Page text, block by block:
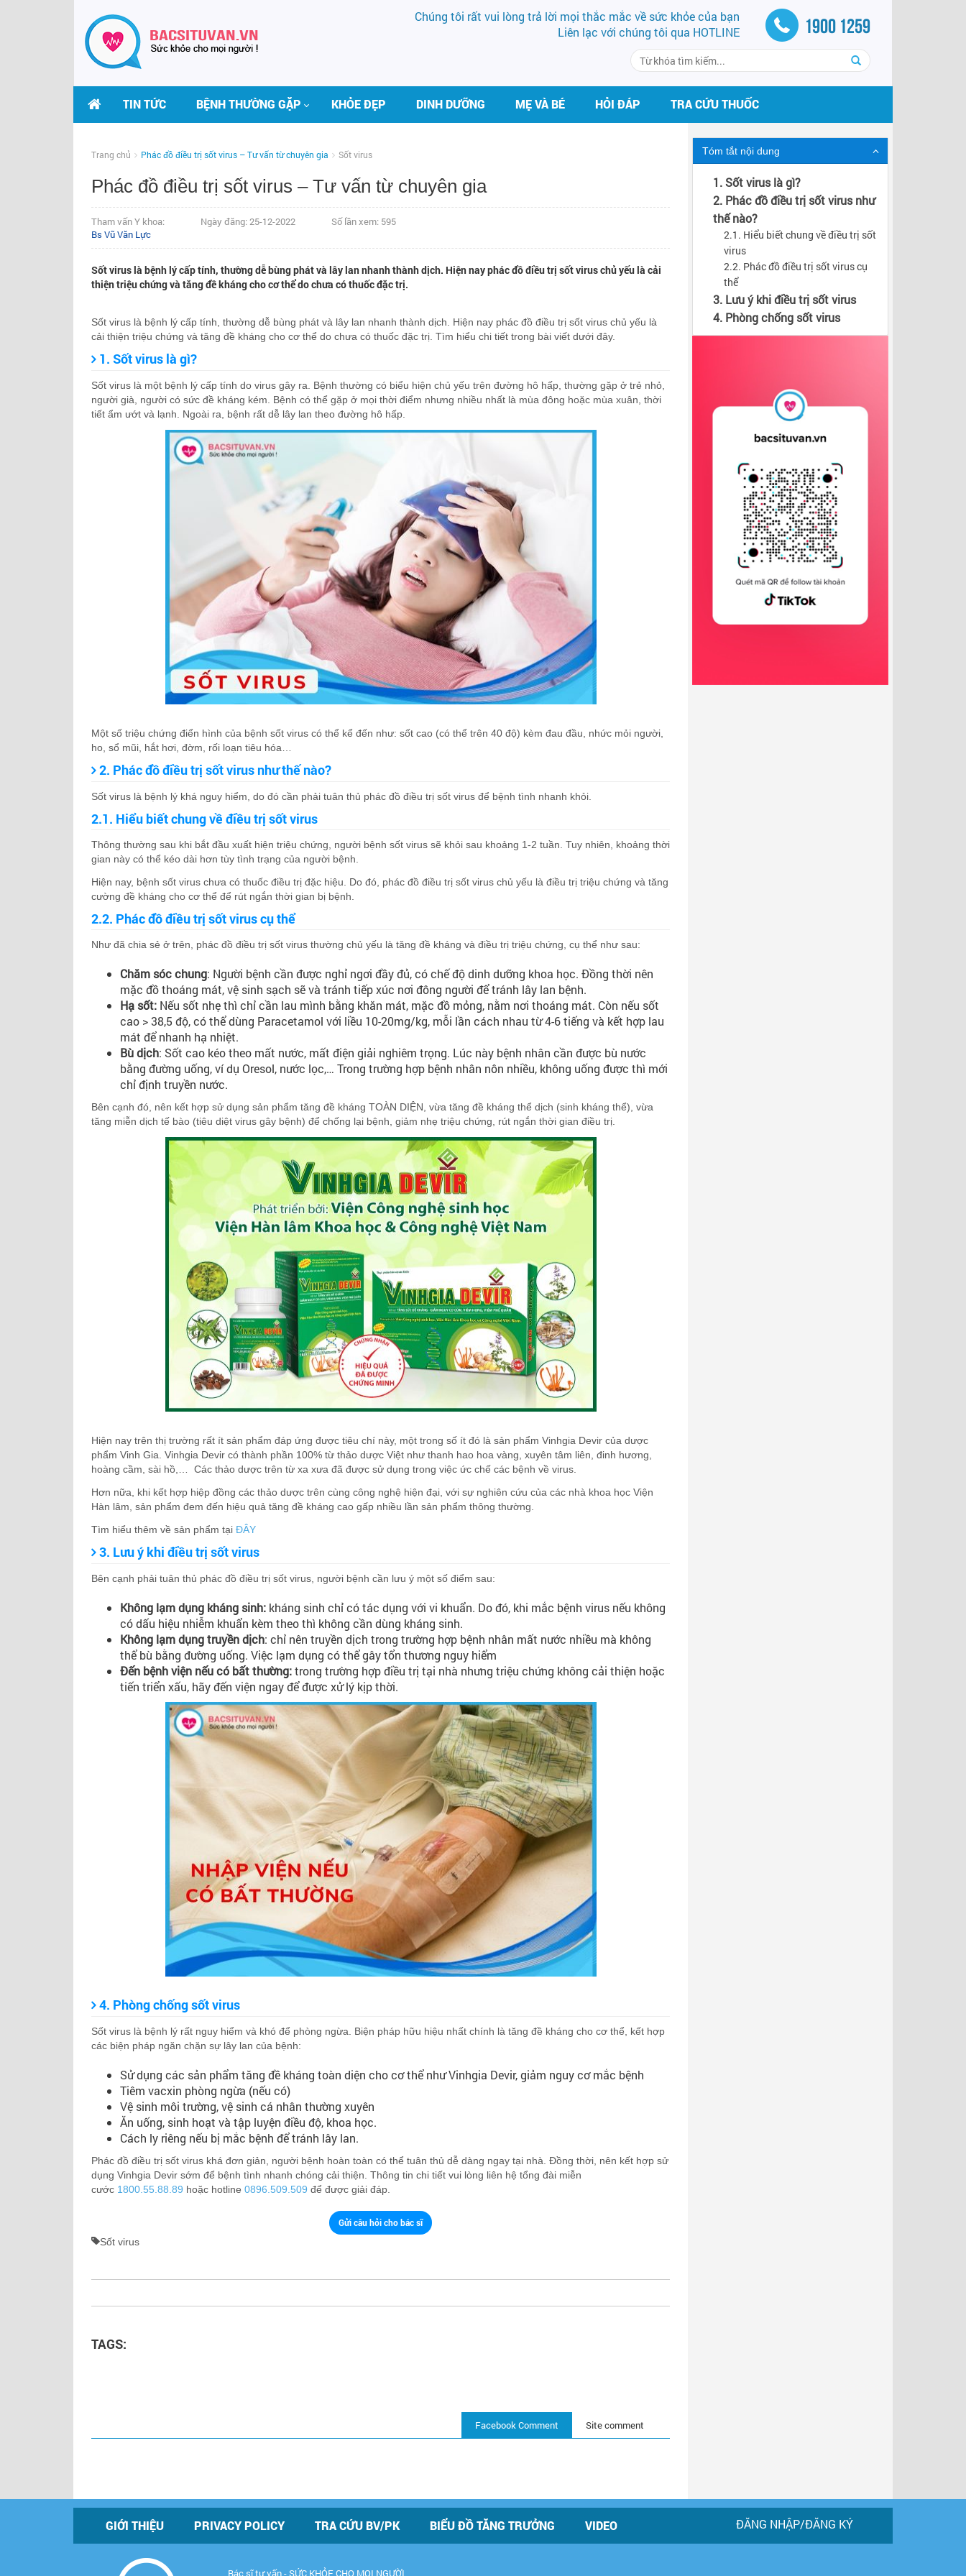
Chúng tôi rất vui lòng trả lời mọi thắc mắc về sức khỏe của bạn
Liên lạc với chúng tôi qua HOTLINE
1900 1259
TIN TỨC BỆNH THƯỜNG GẶP KHỎE ĐẸP DINH DƯỠNG MẸ VÀ BÉ HỎI ĐÁP TRA CỨU THUỐC
Trang chủ Phác đồ điều trị sốt virus – Tư vấn từ chuyên gia Sốt virus
Phác đồ điều trị sốt virus – Tư vấn từ chuyên gia
Tham vấn Y khoa:
Bs Vũ Văn Lực
Ngày đăng: 25-12-2022 Số lần xem: 595
Sốt virus là bệnh lý cấp tính, thường dễ bùng phát và lây lan nhanh thành dịch. Hiện nay phác đồ điều trị sốt virus chủ yếu là cải
thiện triệu chứng và tăng đề kháng cho cơ thể do chưa có thuốc đặc trị.
Sốt virus là bệnh lý cấp tính, thường dễ bùng phát và lây lan nhanh thành dịch. Hiện nay phác đồ điều trị sốt virus chủ yếu là
cải thiện triệu chứng và tăng đề kháng cho cơ thể do chưa có thuốc đặc trị. Tìm hiểu chi tiết trong bài viết dưới đây.
1. Sốt virus là gì?
Sốt virus là một bệnh lý cấp tính do virus gây ra. Bệnh thường có biểu hiện chủ yếu trên đường hô hấp, thường gặp ở trẻ nhỏ,
người già, người có sức đề kháng kém. Bệnh có thể gặp ở mọi thời điểm nhưng nhiều nhất là mùa đông hoặc mùa xuân, thời
tiết ẩm ướt và lạnh. Ngoài ra, bệnh rất dễ lây lan theo đường hô hấp.
Một số triệu chứng điển hình của bệnh sốt virus có thể kể đến như: sốt cao (có thể trên 40 độ) kèm đau đầu, nhức mỏi người,
ho, sổ mũi, hắt hơi, đờm, rối loạn tiêu hóa…
2. Phác đồ điều trị sốt virus như thế nào?
Sốt virus là bệnh lý khá nguy hiểm, do đó cần phải tuân thủ phác đồ điều trị sốt virus để bệnh tình nhanh khỏi.
2.1. Hiểu biết chung về điều trị sốt virus
Thông thường sau khi bắt đầu xuất hiện triệu chứng, người bệnh sốt virus sẽ khỏi sau khoảng 1-2 tuần. Tuy nhiên, khoảng thời
gian này có thể kéo dài hơn tùy tình trạng của người bệnh.
Hiện nay, bệnh sốt virus chưa có thuốc điều trị đặc hiệu. Do đó, phác đồ điều trị sốt virus chủ yếu là điều trị triệu chứng và tăng
cường đề kháng cho cơ thể để rút ngắn thời gian bị bệnh.
2.2. Phác đồ điều trị sốt virus cụ thể
Như đã chia sẻ ở trên, phác đồ điều trị sốt virus thường chủ yếu là tăng đề kháng và điều trị triệu chứng, cụ thể như sau:
Chăm sóc chung: Người bệnh cần được nghỉ ngơi đầy đủ, có chế độ dinh dưỡng khoa học. Đồng thời nên
mặc đồ thoáng mát, vệ sinh sạch sẽ và tránh tiếp xúc nơi đông người để tránh lây lan bệnh.
Hạ sốt: Nếu sốt nhẹ thì chỉ cần lau mình bằng khăn mát, mặc đồ mỏng, nằm nơi thoáng mát. Còn nếu sốt
cao > 38,5 độ, có thể dùng Paracetamol với liều 10-20mg/kg, mỗi lần cách nhau từ 4-6 tiếng và kết hợp lau
mát để nhanh hạ nhiệt.
Bù dịch: Sốt cao kéo theo mất nước, mất điện giải nghiêm trọng. Lúc này bệnh nhân cần được bù nước
bằng đường uống, ví dụ Oresol, nước lọc,… Trong trường hợp bệnh nhân nôn nhiều, không uống được thì mới
chỉ định truyền nước.
Bên cạnh đó, nên kết hợp sử dụng sản phẩm tăng đề kháng TOÀN DIỆN, vừa tăng đề kháng thể dịch (sinh kháng thể), vừa
tăng miễn dịch tế bào (tiêu diệt virus gây bệnh) để chống lại bệnh, giảm nhẹ triệu chứng, rút ngắn thời gian điều trị.
Hiện nay trên thị trường rất ít sản phẩm đáp ứng được tiêu chí này, một trong số ít đó là sản phẩm Vinhgia Devir của dược
phẩm Vinh Gia. Vinhgia Devir có thành phần 100% từ thảo dược Việt như thanh hao hoa vàng, xuyên tâm liên, đinh hương,
hoàng cầm, sài hồ,… Các thảo dược trên từ xa xưa đã được sử dụng trong việc ức chế các bệnh về virus.
Hơn nữa, khi kết hợp hiệp đồng các thảo dược trên cùng công nghệ hiện đại, với sự nghiên cứu của các nhà khoa học Viện
Hàn lâm, sản phẩm đem đến hiệu quả tăng đề kháng cao gấp nhiều lần sản phẩm thông thường.
Tìm hiểu thêm về sản phẩm tại ĐÂY
3. Lưu ý khi điều trị sốt virus
Bên cạnh phải tuân thủ phác đồ điều trị sốt virus, người bệnh cần lưu ý một số điểm sau:
Không lạm dụng kháng sinh: kháng sinh chỉ có tác dụng với vi khuẩn. Do đó, khi mắc bệnh virus nếu không
có dấu hiệu nhiễm khuẩn kèm theo thì không cần dùng kháng sinh.
Không lạm dụng truyền dịch: chỉ nên truyền dịch trong trường hợp bệnh nhân mất nước nhiều mà không
thể bù bằng đường uống. Việc lạm dụng có thể gây tổn thương nguy hiểm
Đến bệnh viện nếu có bất thường:trong trường hợp điều trị tại nhà nhưng triệu chứng không cải thiện hoặc
tiến triển xấu, hãy đến viện ngay để được xử lý kịp thời.
4. Phòng chống sốt virus
Sốt virus là bệnh lý rất nguy hiểm và khó để phòng ngừa. Biện pháp hữu hiệu nhất chính là tăng đề kháng cho cơ thể, kết hợp
các biện pháp ngăn chặn sự lây lan của bệnh:
Sử dụng các sản phẩm tăng đề kháng toàn diện cho cơ thể như Vinhgia Devir, giảm nguy cơ mắc bệnh
Tiêm vacxin phòng ngừa (nếu có)
Vệ sinh môi trường, vệ sinh cá nhân thường xuyên
Ăn uống, sinh hoạt và tập luyện điều độ, khoa học.
Cách ly riêng nếu bị mắc bệnh để tránh lây lan.
Phác đồ điều trị sốt virus khá đơn giản, người bệnh hoàn toàn có thể tuân thủ dễ dàng ngay tại nhà. Đồng thời, nên kết hợp sử
dụng Vinhgia Devir sớm để bệnh tình nhanh chóng cải thiện. Thông tin chi tiết vui lòng liên hệ tổng đài miễn
cước 1800.55.88.89 hoặc hotline 0896.509.509 để được giải đáp.
Gửi câu hỏi cho bác sĩ
Sốt virus
TAGS:
Site comment
Facebook Comment
Tóm tắt nội dung
1. Sốt virus là gì?
2. Phác đồ điều trị sốt virus như
thế nào?
2.1. Hiểu biết chung về điều trị sốt
virus
2.2. Phác đồ điều trị sốt virus cụ
thể
3. Lưu ý khi điều trị sốt virus
4. Phòng chống sốt virus
GIỚI THIỆU PRIVACY POLICY TRA CỨU BV/PK BIỂU ĐỒ TĂNG TRƯỞNG VIDEO ĐĂNG NHẬP/ĐĂNG KÝ
Bác sĩ tư vấn - SỨC KHỎE CHO MỌI NGƯỜI